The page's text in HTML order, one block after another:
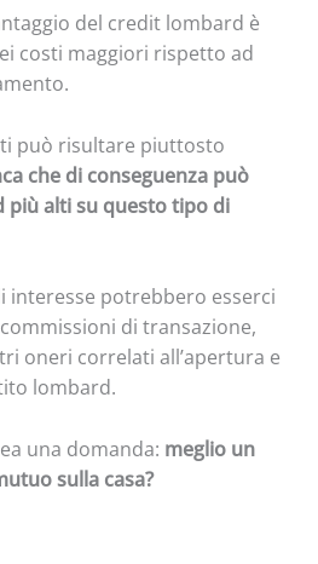
del credit lombard è
costi maggiori rispetto ad
può risultare piuttosto
che di conseguenza può
più alti su questo tipo di
interesse potrebbero esserci
di transazione,
oneri correlati all’apertura e
lombard.
una domanda: meglio un
sulla casa?